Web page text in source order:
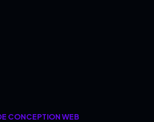
CONCEPTION WEB